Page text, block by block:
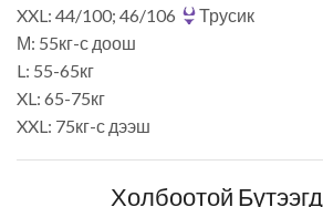
XXL: 44/100; 46/106
Трусик
М: 55кг-с доош
L: 55-65кг
XL: 65-75кг
XXL: 75кг-с дээш
Холбоотой